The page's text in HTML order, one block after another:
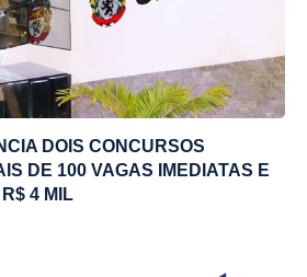
DOIS CONCURSOS
DE 100 VAGAS IMEDIATAS E
4 MIL